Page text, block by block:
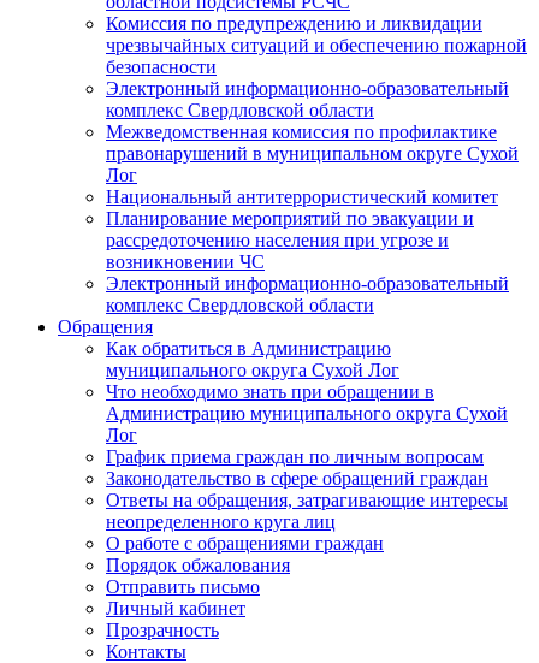
Комиссия по предупреждению и ликвидации
чрезвычайных ситуаций и обеспечению пожарной
безопасности
Электронный информационно-образовательный
комплекс Cвердловской области
Межведомственная комиссия по профилактике
правонарушений в муниципальном округе Сухой
Лог
Национальный антитеррористический комитет
Планирование мероприятий по эвакуации и
рассредоточению населения при угрозе и
возникновении ЧС
Электронный информационно-образовательный
комплекс Свердловской области
Обращения
Как обратиться в Администрацию
муниципального округа Сухой Лог
Что необходимо знать при обращении в
Администрацию муниципального округа Сухой
Лог
График приема граждан по личным вопросам
Законодательство в сфере обращений граждан
Ответы на обращения, затрагивающие интересы
неопределенного круга лиц
О работе с обращениями граждан
Порядок обжалования
Отправить письмо
Личный кабинет
Прозрачность
Контакты